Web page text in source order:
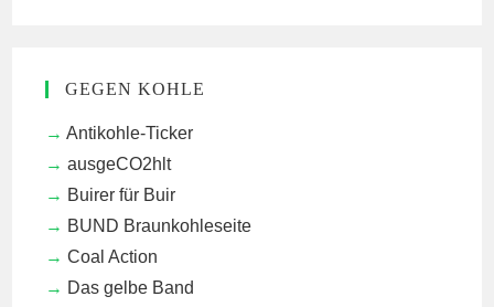
GEGEN KOHLE
Antikohle-Ticker
ausgeCO2hlt
Buirer für Buir
BUND Braunkohleseite
Coal Action
Das gelbe Band